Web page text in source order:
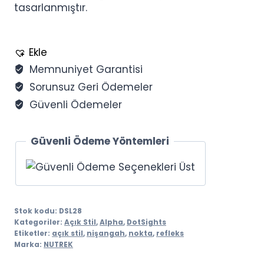
tasarlanmıştır.
Ekle
Memnuniyet Garantisi
Sorunsuz Geri Ödemeler
Güvenli Ödemeler
Güvenli Ödeme Yöntemleri
Stok kodu: DSL28
Kategoriler: Açık Stil,Alpha, DotSights
Etiketler: açık stil, nişangah, nokta, refleks
Marka: NUTREK